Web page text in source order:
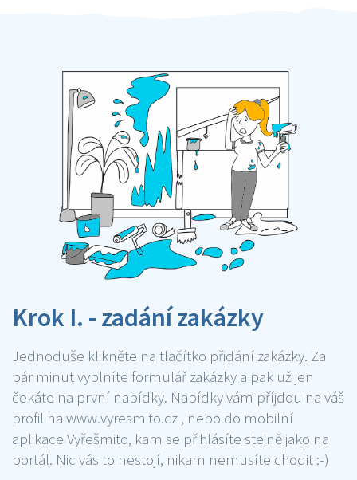
Krok I. - zadání zakázky
Jednoduše klikněte na tlačítko přidání zakázky. Za
pár minut vyplníte formulář zakázky a pak už jen
čekáte na první nabídky. Nabídky vám příjdou na váš
profil na www.vyresmito.cz , nebo do mobilní
aplikace Vyřešmito, kam se přihlásíte stejně jako na
portál. Nic vás to nestojí, nikam nemusíte chodit :-)